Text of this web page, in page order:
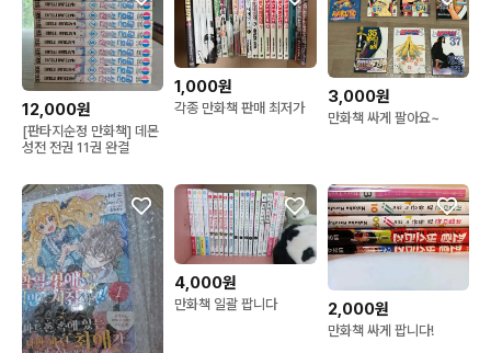
12,000원
[판타지순정 만화책] 데몬
성전 전권 11권 완결
1,000원
각종 만화책 판매 최저가
3,000원
만화책 싸게 팔아요~
4,000원
만화책 일괄 팝니다 2,000원
만화책 싸게 팝니다!